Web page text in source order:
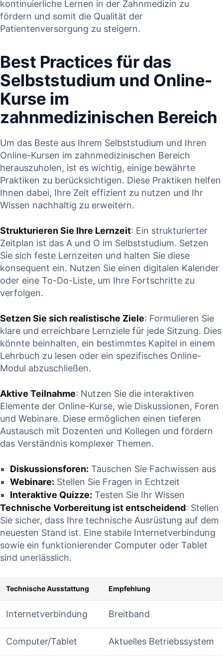
kontinuierliche Lernen in der ‌Zahnmedizin zu
fördern und somit die Qualität ⁣der
Patientenversorgung zu steigern.
Best Practices für das
Selbststudium und Online-
Kurse im
zahnmedizinischen Bereich
Um das Beste aus Ihrem Selbststudium und Ihren
Online-Kursen im zahnmedizinischen Bereich
herauszuholen, ist es wichtig, einige bewährte
Praktiken zu berücksichtigen. Diese Praktiken helfen
Ihnen dabei, Ihre Zeit effizient zu nutzen und Ihr
Wissen nachhaltig zu erweitern.
Strukturieren Sie Ihre Lernzeit: Ein strukturierter
Zeitplan ist das A und O im Selbststudium. Setzen
Sie sich feste Lernzeiten und halten Sie diese
konsequent ein. Nutzen ‌Sie einen digitalen Kalender
oder eine To-Do-Liste, um Ihre Fortschritte ⁢zu ​
verfolgen.
Setzen Sie sich realistische Ziele: Formulieren Sie
klare ‌und erreichbare Lernziele ⁢für jede Sitzung. Dies
könnte beinhalten, ein bestimmtes Kapitel in einem
Lehrbuch zu lesen oder ein spezifisches Online-
Modul abzuschließen.
Aktive‍ Teilnahme: Nutzen Sie die interaktiven
Elemente der Online-Kurse, wie Diskussionen, Foren
und Webinare. Diese ermöglichen einen tieferen
Austausch mit Dozenten und Kollegen ‌und fördern⁣
das Verständnis komplexer ⁢Themen.
Diskussionsforen: Tauschen Sie Fachwissen aus
Webinare: Stellen Sie Fragen in⁢ Echtzeit
Interaktive‌ Quizze: Testen Sie Ihr Wissen
Technische Vorbereitung ist entscheidend: Stellen
Sie sicher, dass Ihre technische Ausrüstung auf dem
neuesten Stand ist. Eine ​stabile Internetverbindung
sowie ein funktionierender Computer ‌oder Tablet‌
sind unerlässlich.
Technische ‌Ausstattung Empfehlung
Internetverbindung Breitband
Computer/Tablet Aktuelles Betriebssystem